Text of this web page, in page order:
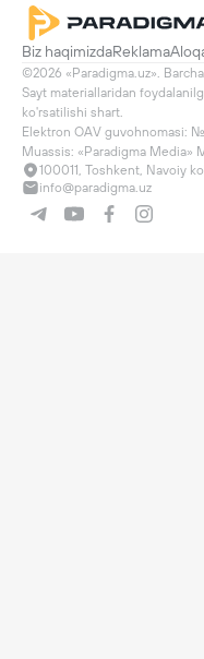
Biz haqimizdaReklama
©2026 «Paradigma.uz».
Sayt materiallaridan
ko'rsatilishi shart.
Elektron OAV guvohnomasi:
Muassis: «Paradigma Media»
100011, Toshkent, Navoiy
info@paradigma.uz